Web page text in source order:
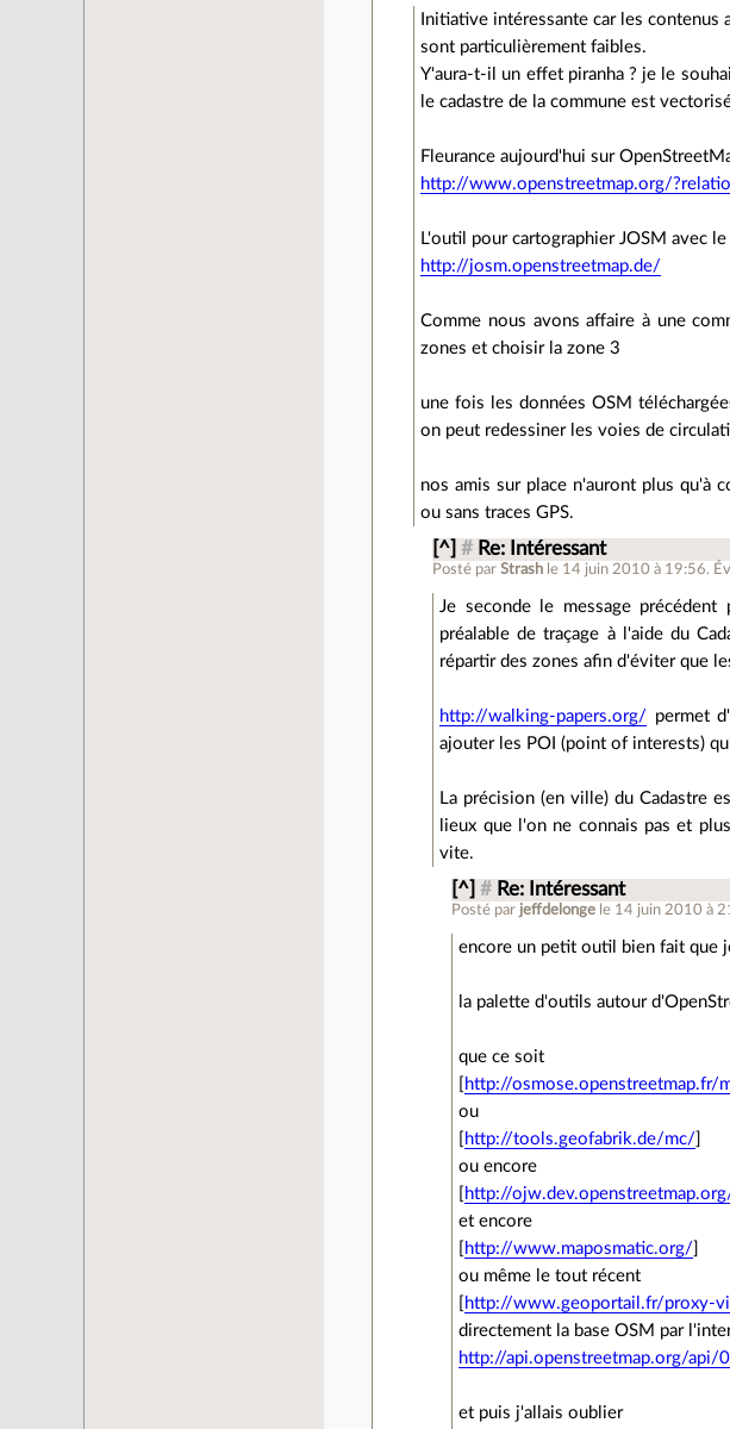
Initiative intéressante car les
sont particulièrement faibles.
Y'aura-t-il un effet piranha ? je le
le cadastre de la commune est
Fleurance aujourd'hui sur
http://www.openstreetmap.org/
L'outil pour cartographier JOSM avec
http://josm.openstreetmap.de/
Comme nous avons affaire à une
zones et choisir la zone 3
une fois les données OSM
on peut redessiner les voies de
nos amis sur place n'auront plus qu'à
ou sans traces GPS.
[^] # Re: Intéressant
Posté parStrash le 14 juin 2010 à 19:56.
Je seconde le message
préalable de traçage à l'aide du
répartir des zones afin d'éviter que
http://walking-papers.org/ permet
ajouter les POI (point of interests)
La précision (en ville) du Cadastre
lieux que l'on ne connais pas et
vite.
[^] # Re: Intéressant
Posté par jeffdelonge le 14 juin 2010 à
encore un petit outil bien fait que
la palette d'outils autour
que ce soit
[ http://osmose.openstreetmap.fr/
ou
[ http://tools.geofabrik.de/mc/]
ou encore
[ http://
et encore
[ http://www.maposmatic.org/]
ou même le tout récent
[ http://www.geoportail.fr/proxy-
directement la base OSM par
http://api.openstreetmap.org/api/
et puis j'allais oublier